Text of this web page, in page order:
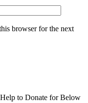
browser for the next
to Donate for Below